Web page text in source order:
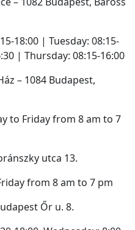
18:00 | Tuesday: 08:15-
| Thursday: 08:15-16:00
– 1084 Budapest,
to Friday from 8 am to 7
utca 13.
from 8 am to 7 pm
Őr u. 8.